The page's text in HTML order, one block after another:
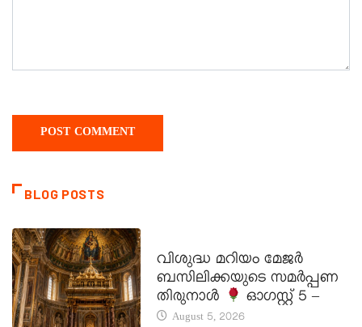
BLOG POSTS
വിശുദ്ധ മറിയം മേജർ
ബസിലിക്കയുടെ സമർപ്പണ
തിരുനാൾ
ഓഗസ്റ്റ് 5 –
August 5, 2026